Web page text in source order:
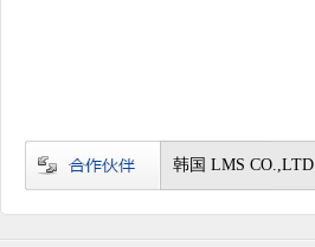
韩国 LMS CO.,LTD